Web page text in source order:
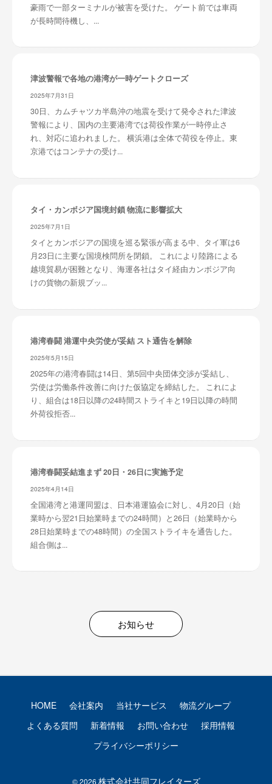
豪雨で一部ターミナルが被害を受けた。 ゲート前では車両
が長時間待機し、...
津波警報で各地の港湾が一時ゲートクローズ
2025年7月31日
30日、カムチャツカ半島沖の地震を受けて発令された津波
警報により、国内の主要港湾では荷役作業が一時停止さ
れ、対応に追われました。 横浜港は全体で荷役を停止。東
京港ではコンテナの受け...
タイ・カンボジア国境封鎖 物流に影響拡大
2025年7月1日
タイとカンボジアの国境を巡る緊張が高まる中、タイ軍は6
月23日に主要な国境検問所を閉鎖。 これにより陸路による
越境貿易が困難となり、海運各社はタイ経由カンボジア向
けの貨物の新規ブッ...
港湾春闘 港運中央労使が妥結 スト通告を解除
2025年5月15日
2025年の港湾春闘は14日、第5回中央団体交渉が妥結し、
労使は労働条件改善に向けた仮協定を締結した。 これによ
り、組合は18日以降の24時間ストライキと19日以降の時間
外荷役拒否...
港湾春闘妥結進まず 20日・26日に実施予定
2025年4月14日
全国港湾と港運同盟は、日本港運協会に対し、4月20日（始
業時から翌21日始業時までの24時間）と26日（始業時から
28日始業時までの48時間）の全国ストライキを通告した。
組合側は...
お知らせ
HOME 会社案内 当社サービス
物流グループ
よくある質問
新着情報 お問い合わせ
採用情報
プライバシーポリシー
© 2026 株式会社共同フレイターズ